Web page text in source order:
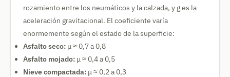
rozamiento entre los neumáticos y la calzada, y g es la
aceleración gravitacional. El coeficiente varía
enormemente según el estado de la superficie:
Asfalto seco: μ ≈ 0,7 a 0,8
Asfalto mojado: μ ≈ 0,4 a 0,5
Nieve compactada: μ ≈ 0,2 a 0,3